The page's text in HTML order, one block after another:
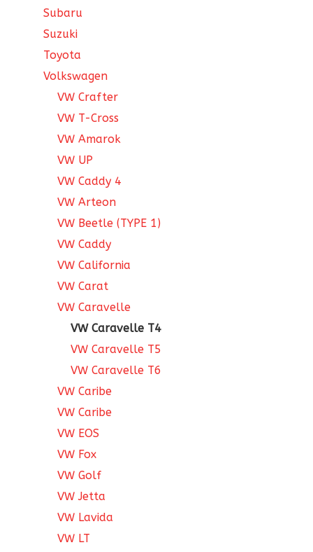
Subaru
Suzuki
Toyota
Volkswagen
VW Crafter
VW T-Cross
VW Amarok
VW UP
VW Caddy 4
VW Arteon
VW Beetle (TYPE 1)
VW Caddy
VW California
VW Carat
VW Caravelle
VW Caravelle T4
VW Caravelle T5
VW Caravelle T6
VW Caribe
VW Caribe
VW EOS
VW Fox
VW Golf
VW Jetta
VW Lavida
VW LT